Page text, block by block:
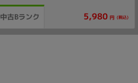
中古Bランク 5,980 円 (税込)